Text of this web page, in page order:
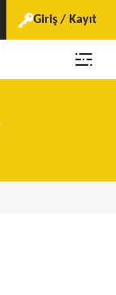
Giriş / Kayıt